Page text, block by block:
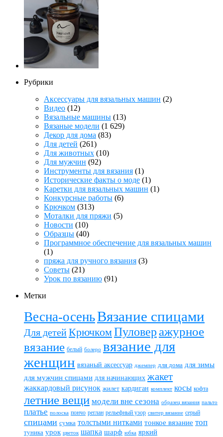
Рубрики
Аксессуары для вязальных машин (2)
Видео (12)
Вязальные машины (13)
Вязаные модели (1 629)
Декор для дома (83)
Для детей (261)
Для животных (10)
Для мужчин (92)
Инструменты для вязания (1)
Исторические факты о моде (1)
Каретки для вязальных машин (1)
Конкурсные работы (6)
Крючком (313)
Моталки для пряжи (5)
Новости (10)
Образцы (40)
Программное обеспечение для вязальных машин
(1)
пряжа для ручного вязания (3)
Советы (21)
Урок по вязанию (91)
Метки
Весна-осеньВязание спицами
Для детейКрючкомПуловер ажурное
вязание белый болеро вязание для
женщин вязаный аксессуар джемпер для дома для зимы
для мужчин спицами для начинающих жакет
жаккардовый рисунок жилет кардиган комплект косы кофта
летние вещи модели вне сезона образец вязания пальто
платье полоска пончо реглан рельефный узор свитер вязание серый
спицами сумка толстыми нитками тонкое вязание топ
туника урок цветок шапка шарф юбка яркий